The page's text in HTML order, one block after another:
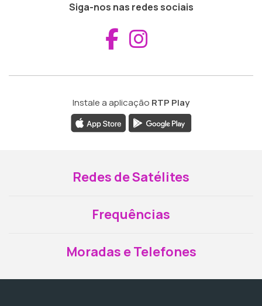
Siga-nos nas redes sociais
Aceder ao
Instale a aplicação RTP Play
Redes de Satélites
Frequências
Moradas e Telefones